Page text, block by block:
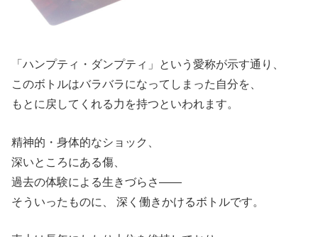
「ハンプティ・ダンプティ」という愛称が示す通り、
このボトルはバラバラになってしまった自分を、
もとに戻してくれる力を持つといわれます。
精神的・身体的なショック、
深いところにある傷、
過去の体験による生きづらさ——
そういったものに、 深く働きかけるボトルです。